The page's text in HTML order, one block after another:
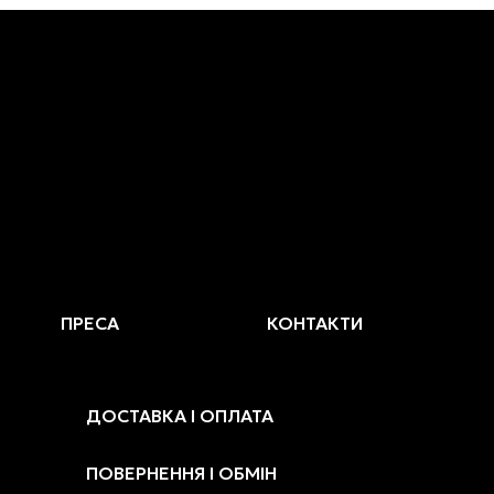
ПРЕСА КОНТАКТИ
ДОСТАВКА І ОПЛАТА
ПОВЕРНЕННЯ І ОБМІН